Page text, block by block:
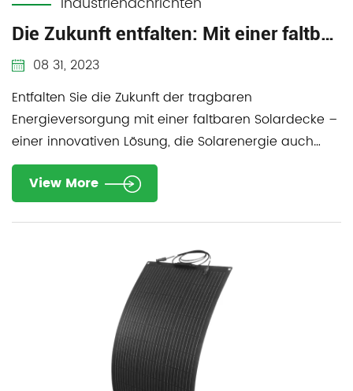
Die Zukunft entfalten: Mit einer faltbaren Solardecke unterwegs Solarenergie nutzen
08 31, 2023
Entfalten Sie die Zukunft der tragbaren
Energieversorgung mit einer faltbaren Solardecke –
einer innovativen Lösung, die Solarenergie auch
unterweg...
View More